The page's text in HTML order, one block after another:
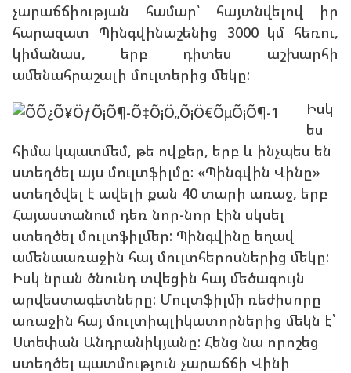
չարաճճիության համար՝ հայտնվելով իր
հարազատ Պինգվինաշենից 3000 կմ հեռու,
կիմանաս, երբ դիտես աշխարհի
ամենահրաշալի մուլտերից մեկը:
Իսկ
ես
հիմա կպատմեմ, թե ովքեր, երբ և ինչպես են
ստեղծել այս մուլտֆիլմը: «Պինգվին Վինը»
ստեղծվել է ավելի քան 40 տարի առաջ, երբ
Հայաստանում դեռ նոր-նոր էին սկսել
ստեղծել մուլտֆիլմեր: Պինգվինը եղավ
ամենաառաջին հայ մուլտհերոսներից մեկը:
Իսկ նրան ծնունդ տվեցին հայ մեծագույն
արվեստագետները: Մուլտֆիլմի ռեժիսորը
առաջին հայ մուլտիպլիկատորներից մեկն է՝
Ստեփան Անդրանիկյանը: Հենց նա որոշեց
ստեղծել պատմություն չարաճճի Վինի